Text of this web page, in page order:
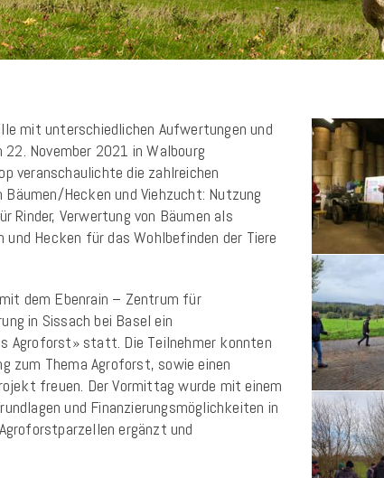
mit unterschiedlichen Aufwertungen und
November 2021 in Walbourg
veranschaulichte die zahlreichen
Hecken und Viehzucht: Nutzung
Rinder, Verwertung von Bäumen als
Hecken für das Wohlbefinden der Tiere
dem Ebenrain – Zentrum für
in Sissach bei Basel ein
Agroforst» statt. Die Teilnehmer konnten
zum Thema Agroforst, sowie einen
freuen. Der Vormittag wurde mit einem
und Finanzierungsmöglichkeiten in
ergänzt und